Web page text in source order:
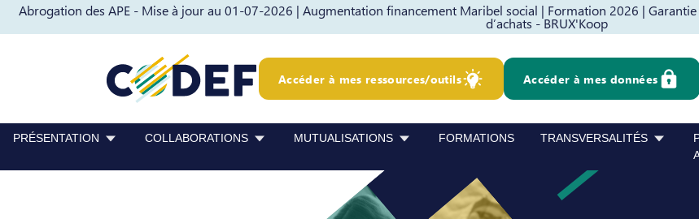
Abrogation des APE - Mise à jour au 01-07-2026 | Augmentation financement Maribel social | Formation 2026 |
d’achats - BRUX'Koop
Passer au contenu Passer au pied de page
Accéder à mes ressources/outils Accéder à mes données
PRÉSENTATION COLLABORATIONS MUTUALISATIONS FORMATIONS TRANSVERSALITÉS